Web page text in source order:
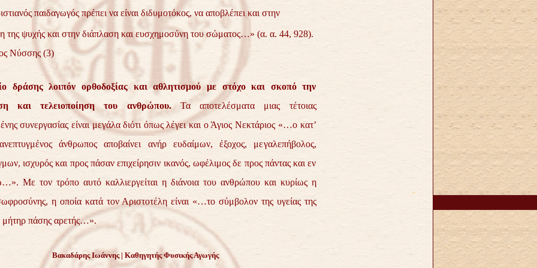
παιδαγωγός πρέπει να είναι διδυμοτόκος, να αποβλέπει και στην
της ψυχής και στην διάπλαση και ευσχημοσύνη του σώματος…» (α. α. 44, 928).
Νύσσης (3)
δράσης λοιπόν ορθοδοξίας και αθλητισμού με στόχο και σκοπό την
και τελειοποίηση του ανθρώπου.
Τα αποτελέσματα μιας τέτοιας
συνεργασίας είναι μεγάλα διότι όπως λέγει και ο Άγιος Νεκτάριος «…ο κατ’
άνθρωπος αποβαίνει ανήρ ευδαίμων, έξοχος, μεγαλεπήβολος,
ισχυρός και προς πάσαν επιχείρησιν ικανός, ωφέλιμος δε προς πάντας και εν
Με τον τρόπο αυτό καλλιεργείται η διάνοια του ανθρώπου και κυρίως η
η οποία κατά τον Αριστοτέλη είναι «…το σύμβολον της υγείας της
μήτηρ πάσης αρετής…».
Βακαδάρης Ιωάννης | Καθηγητής Φυσικής Αγωγής